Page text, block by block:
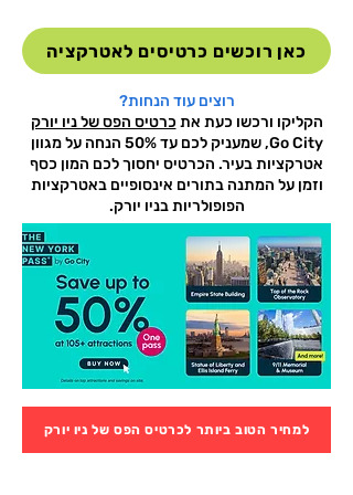
כאן רוכשים כרטיסים לאטרקציה
רוצים עוד הנחות?
הקליקו ורכשו כעת את כרטיס הפס של ניו יורק
Go City, שמעניק לכם עד 50% הנחה על מגוון
אטרקציות בעיר. הכרטיס יחסוך לכם המון כסף
וזמן על המתנה בתורים אינסופיים באטרקציות
הפופולריות בניו יורק.
למחיר הטוב ביותר לכרטיס הפס של ניו יורק